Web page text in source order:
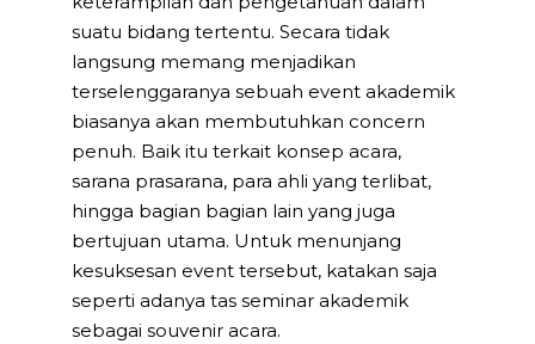
suatu bidang tertentu. Secara tidak
langsung memang menjadikan
terselenggaranya sebuah event akademik
biasanya akan membutuhkan concern
penuh. Baik itu terkait konsep acara,
sarana prasarana, para ahli yang terlibat,
hingga bagian bagian lain yang juga
bertujuan utama. Untuk menunjang
kesuksesan event tersebut, katakan saja
seperti adanya tas seminar akademik
sebagai souvenir acara.